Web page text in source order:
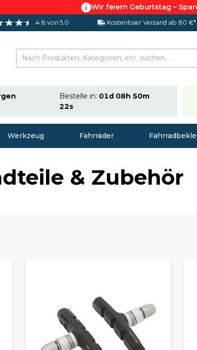
Wir feiern Geburtstag –
4.8 von 5.0 Kostenloser Versand ab 80 €*
Bestelle in:01d 08h 50m
21s
Werkzeug Fahrräder
& Zubehör